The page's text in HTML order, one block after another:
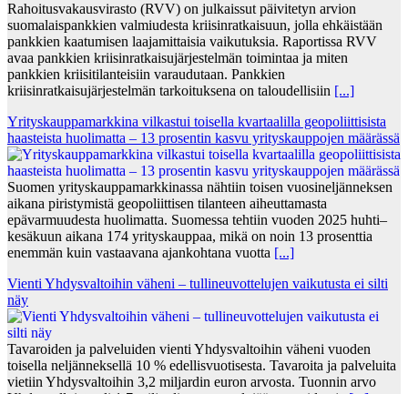
Rahoitusvakausvirasto (RVV) on julkaissut päivitetyn arvion
suomalaispankkien valmiudesta kriisinratkaisuun, jolla ehkäistään
pankkien kaatumisen laajamittaisia vaikutuksia. Raportissa RVV
avaa pankkien kriisinratkaisujärjestelmän toimintaa ja miten
pankkien kriisitilanteisiin varaudutaan. Pankkien
kriisinratkaisujärjestelmän tarkoituksena on taloudellisiin [...]
Yrityskauppamarkkina vilkastui toisella kvartaalilla geopoliittisista
haasteista huolimatta – 13 prosentin kasvu yrityskauppojen määrässä
Suomen yrityskauppamarkkinassa nähtiin toisen vuosineljänneksen
aikana piristymistä geopoliittisen tilanteen aiheuttamasta
epävarmuudesta huolimatta. Suomessa tehtiin vuoden 2025 huhti–
kesäkuun aikana 174 yrityskauppaa, mikä on noin 13 prosenttia
enemmän kuin vastaavana ajankohtana vuotta [...]
Vienti Yhdysvaltoihin väheni – tullineuvottelujen vaikutusta ei silti
näy
Tavaroiden ja palveluiden vienti Yhdysvaltoihin väheni vuoden
toisella neljänneksellä 10 % edellisvuotisesta. Tavaroita ja palveluita
vietiin Yhdysvaltoihin 3,2 miljardin euron arvosta. Tuonnin arvo